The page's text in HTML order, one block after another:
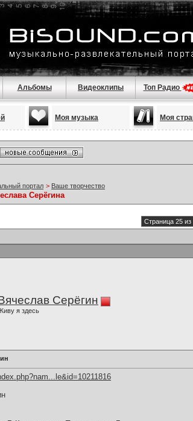
Альбомы Видеоклипы Топ Радио
Моя музыка Моя
портал > Ваше творчество
Серёгина
Страница 25 из
Серёгин
я здесь